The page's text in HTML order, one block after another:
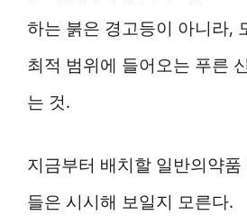
하는 붉은 경고등이 아니라,
최적 범위에 들어오는 푸른
는 것.
지금부터 배치할 일반의약
들은 시시해 보일지 모른다.